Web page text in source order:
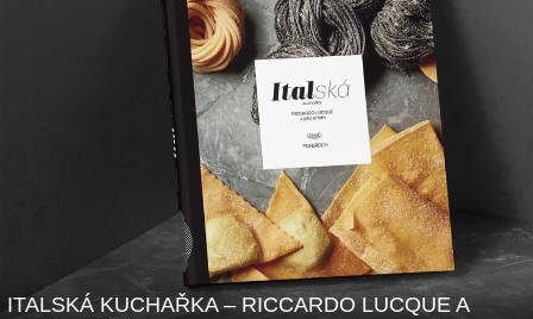
ITALSKÁ KUCHAŘKA – RICCARDO LUCQUE A